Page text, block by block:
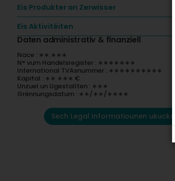
Eis Produkter an Zerwisser
Eis Aktivitéiten
Daten administrativ & finanziell
Nace : ∗∗.∗∗∗
N° vum Handelsregister : ∗∗∗∗∗∗∗
International TVAsnummer : ∗∗∗∗∗∗∗∗∗∗
Kapital : ∗∗ ∗∗∗ €
Unzuel un Ugestallten : ∗∗∗
Grënnungsdatum : ∗∗/∗∗/∗∗∗∗
Sech Legal Informatiounen ukucken